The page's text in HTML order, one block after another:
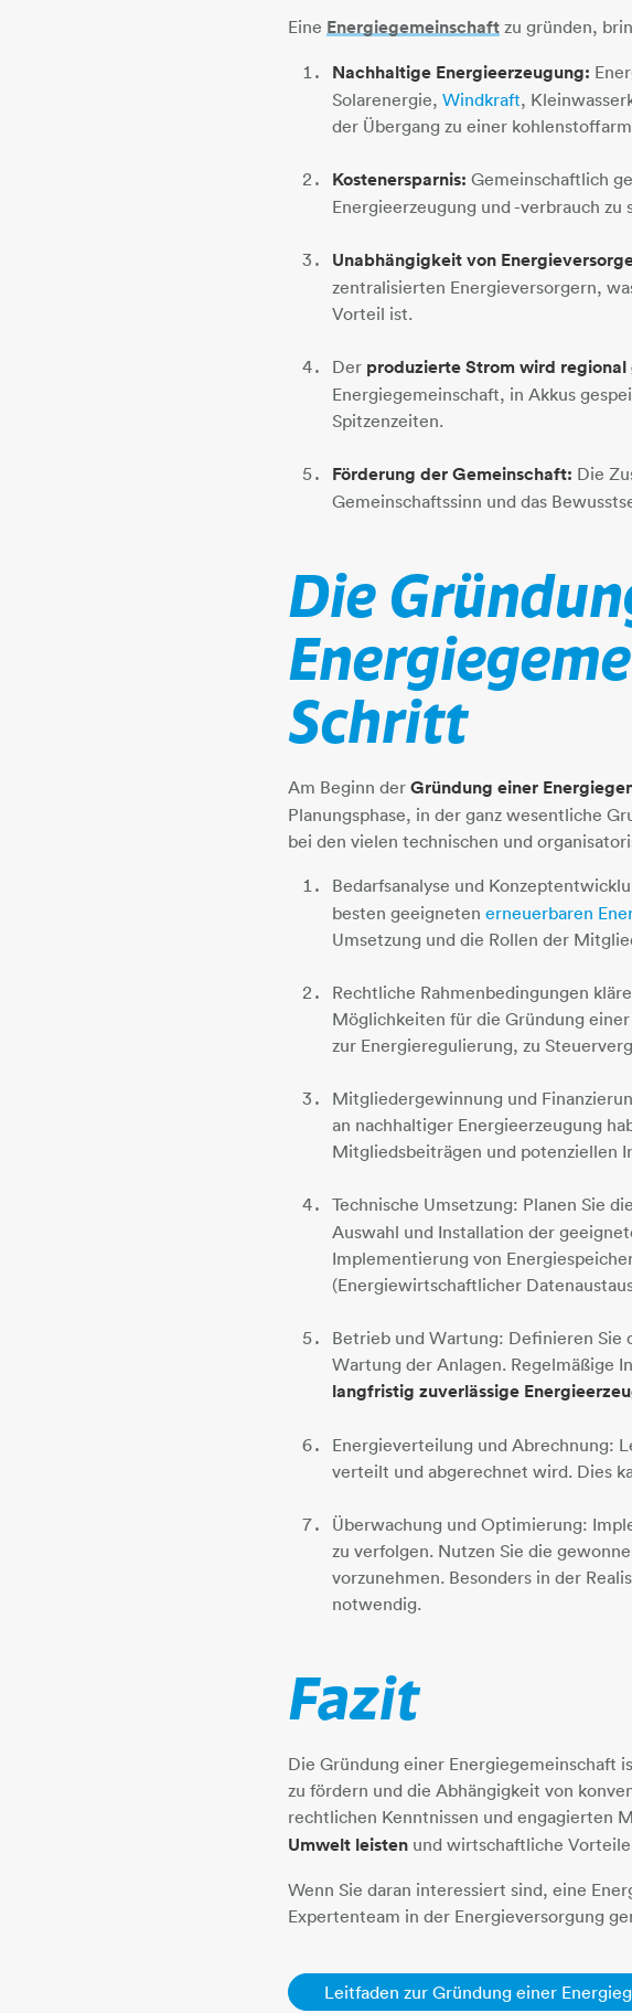
Eine Energiegemeinschaft zu gründen,
Nachhaltige Energieerzeugung:
Solarenergie,Windkraft,
der Übergang zu einer
Kostenersparnis: Gemeinschaftlich
Energieerzeugung und -verbrauch
Unabhängigkeit von
zentralisierten Energieversorgern,
Vorteil ist.
Der produzierte Strom wird
Energiegemeinschaft, in Akkus
Spitzenzeiten.
Förderung der Gemeinschaft: Die
Gemeinschaftssinn und das
Die
Schritt
Am Beginn derGründung einer
Planungsphase, in der ganz wesentliche
bei den vielen technischen und
Bedarfsanalyse und
besten geeignetenerneuerbaren
Umsetzung und die Rollen der
Rechtliche Rahmenbedingungen
Möglichkeiten für die Gründung
zur Energieregulierung, zu
Mitgliedergewinnung und
an nachhaltiger Energieerzeugung
Mitgliedsbeiträgen und potenziellen
Technische Umsetzung: Planen Sie
Auswahl und Installation der
Implementierung von
(Energiewirtschaftlicher
Betrieb und Wartung: Definieren
Wartung der Anlagen. Regelmäßige
langfristig zuverlässige
Energieverteilung und Abrechnung:
verteilt und abgerechnet wird. Dies
Überwachung und Optimierung:
zu verfolgen. Nutzen Sie die
vorzunehmen. Besonders in der
notwendig.
Fazit
Die Gründung einer Energiegemeinschaft
zu fördern und die Abhängigkeit von
rechtlichen Kenntnissen und engagierten
Umwelt leisten und wirtschaftliche
Wenn Sie daran interessiert sind, eine
Expertenteam in der Energieversorgung
Leitfaden zur Gründung einer